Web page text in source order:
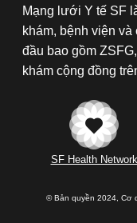
SF Health Network
Mạng lưới Y tế SF
khám, bệnh viện
đầu bao gồm
khám cộng đồng
© Bản quyền 2024, Cơ